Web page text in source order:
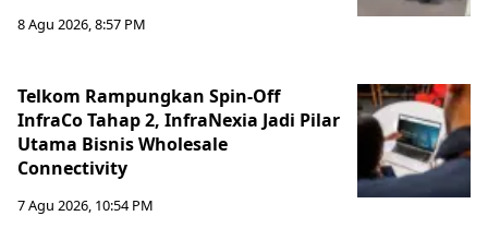
8 Agu 2026, 8:57 PM
Telkom Rampungkan Spin-Off
InfraCo Tahap 2, InfraNexia Jadi Pilar
Utama Bisnis Wholesale
Connectivity
7 Agu 2026, 10:54 PM